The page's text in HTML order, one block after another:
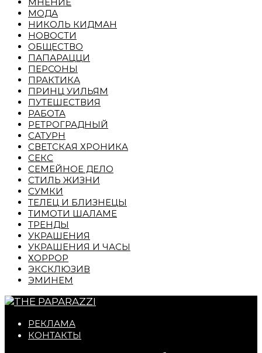
МОДА
НИКОЛЬ КИДМАН
НОВОСТИ
ОБЩЕСТВО
ПАПАРАЦЦИ
ПЕРСОНЫ
ПРАКТИКА
ПРИНЦ УИЛЬЯМ
ПУТЕШЕСТВИЯ
РАБОТА
РЕТРОГРАДНЫЙ
САТУРН
СВЕТСКАЯ ХРОНИКА
СЕКС
СЕМЕЙНОЕ ДЕЛО
СТИЛЬ ЖИЗНИ
СУМКИ
ТЕЛЕЦ И БЛИЗНЕЦЫ
ТИМОТИ ШАЛАМЕ
ТРЕНДЫ
УКРАШЕНИЯ
УКРАШЕНИЯ И ЧАСЫ
ХОРРОР
ЭКСКЛЮЗИВ
ЭМИНЕМ
РЕКЛАМА
КОНТАКТЫ